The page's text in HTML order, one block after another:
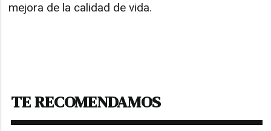
mejora de la calidad de vida.
TE RECOMENDAMOS